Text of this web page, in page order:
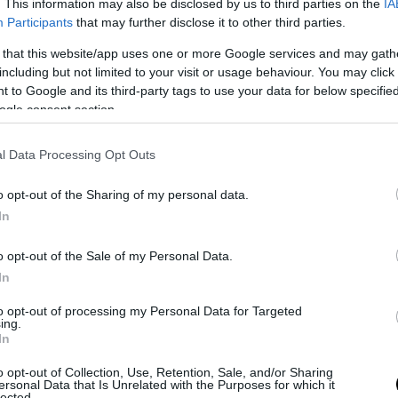
This information may also be disclosed by us to third parties on the
Participants that may further disclose it to other third parties.
that this website/app uses one or more Google services and may
but not limited to your visit or usage behaviour. You may
to Google and its third-party tags to use your data for below
consent section.
Data Processing Opt Outs
opt-out of the Sharing of my personal data.
opt-out of the Sale of my Personal Data.
opt-out of processing my Personal Data for Targeted
opt-out of Collection, Use, Retention, Sale, and/or Sharing
Data that Is Unrelated with the Purposes for which it
ήταν τόσο μαζικό, που το αποτέλεσμα ηταν
12 ουκρανικές οχυρές θέσεις
ότι οι Ρώσοι μετά από τη ρίψη
προχώρησαν καν σε επιθετική
ηταν ακατάλληλη για να κινηθούν